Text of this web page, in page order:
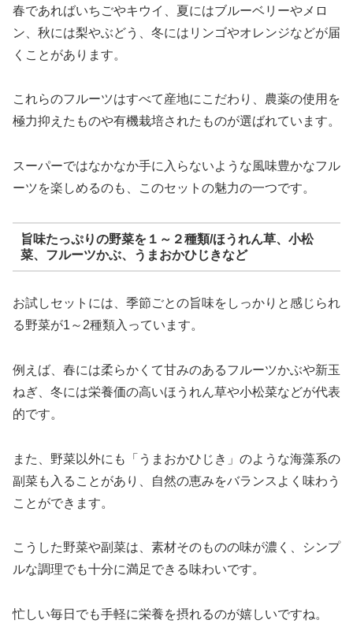
春であればいちごやキウイ、夏にはブルーベリーやメロ
ン、秋には梨やぶどう、冬にはリンゴやオレンジなどが届
くことがあります。
これらのフルーツはすべて産地にこだわり、農薬の使用を
極力抑えたものや有機栽培されたものが選ばれています。
スーパーではなかなか手に入らないような風味豊かなフル
ーツを楽しめるのも、このセットの魅力の一つです。
旨味たっぷりの野菜を１～２種類/ほうれん草、小松
菜、フルーツかぶ、うまおかひじきなど
お試しセットには、季節ごとの旨味をしっかりと感じられ
る野菜が1～2種類入っています。
例えば、春には柔らかくて甘みのあるフルーツかぶや新玉
ねぎ、冬には栄養価の高いほうれん草や小松菜などが代表
的です。
また、野菜以外にも「うまおかひじき」のような海藻系の
副菜も入ることがあり、自然の恵みをバランスよく味わう
ことができます。
こうした野菜や副菜は、素材そのものの味が濃く、シンプ
ルな調理でも十分に満足できる味わいです。
忙しい毎日でも手軽に栄養を摂れるのが嬉しいですね。